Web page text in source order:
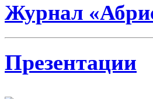
Журнал
Презентации